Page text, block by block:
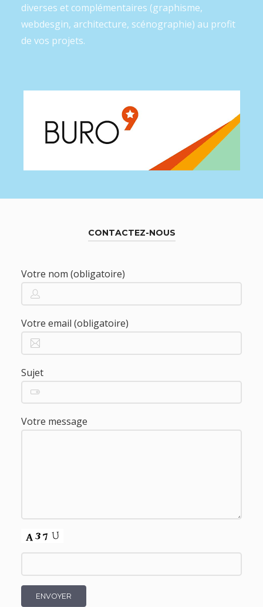
diverses et complémentaires (graphisme,
webdesgin, architecture, scénographie) au profit
de vos projets.
CONTACTEZ-NOUS
Votre nom (obligatoire)
Votre email (obligatoire)
Sujet
Votre message